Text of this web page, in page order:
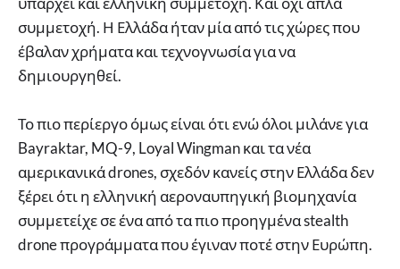
συμμετοχή. Η Ελλάδα ήταν μία από τις χώρες που
έβαλαν χρήματα και τεχνογνωσία για να
δημιουργηθεί.
Το πιο περίεργο όμως είναι ότι ενώ όλοι μιλάνε για
Bayraktar, MQ-9, Loyal Wingman και τα νέα
αμερικανικά drones, σχεδόν κανείς στην Ελλάδα δεν
ξέρει ότι η ελληνική αεροναυπηγική βιομηχανία
συμμετείχε σε ένα από τα πιο προηγμένα stealth
drone προγράμματα που έγιναν ποτέ στην Ευρώπη.